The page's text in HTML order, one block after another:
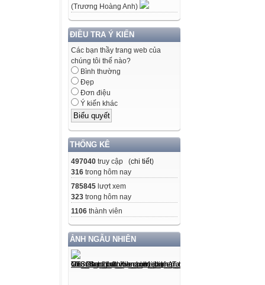
(Trương Hoàng Anh)
ĐIỀU TRA Ý KIẾN
Các bạn thầy trang web của
chúng tôi thế nào?
Bình thường
Đẹp
Đơn điệu
Ý kiến khác
THỐNG KÊ
497040 truy cập (chi tiết)
316 trong hôm nay
785845 lượt xem
323 trong hôm nay
1106 thành viên
ẢNH NGẪU NHIÊN